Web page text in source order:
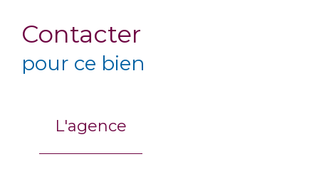
Contacter
pour ce bien
L'agence